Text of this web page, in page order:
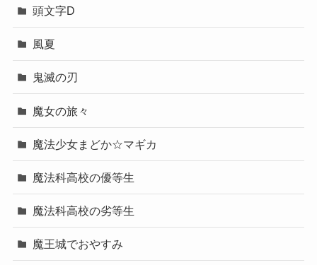
頭文字D
風夏
鬼滅の刃
魔女の旅々
魔法少女まどか☆マギカ
魔法科高校の優等生
魔法科高校の劣等生
魔王城でおやすみ